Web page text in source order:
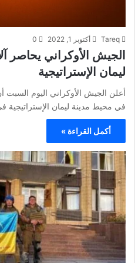
Tareq أكتوبر 1, 2022 0
الجيش الأوكراني يحاصر
ليمان الإستراتيجية
أعلن الجيش الأوكراني اليوم السبت
في محيط مدينة ليمان الإستراتيجية
أكمل القراءة »